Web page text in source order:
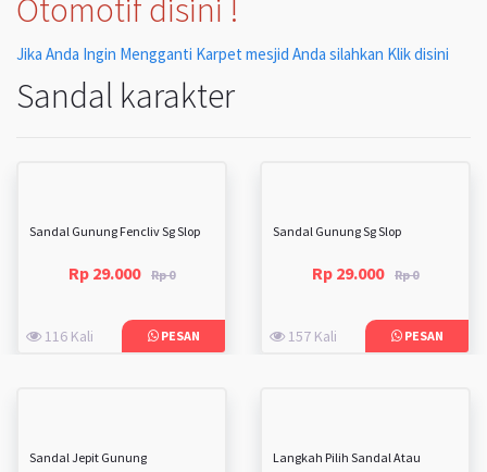
Otomotif disini !
Jika Anda Ingin Mengganti Karpet mesjid Anda silahkan Klik disini
Sandal karakter
Sandal Gunung Fencliv Sg Slop
Rp 29.000 Rp 0
116 Kali PESAN
Sandal Gunung Sg Slop
Rp 29.000 Rp 0
157 Kali PESAN
Sandal Jepit Gunung
Langkah Pilih Sandal Atau